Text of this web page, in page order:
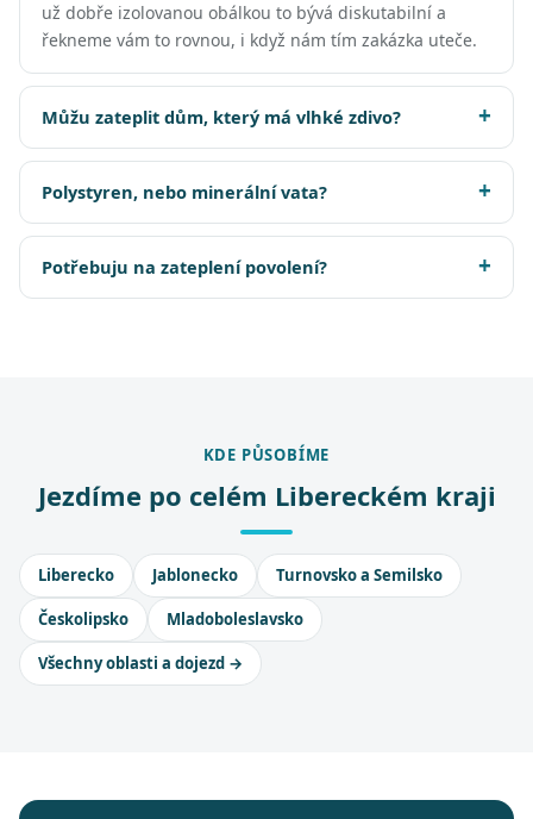
už dobře izolovanou obálkou to bývá diskutabilní a
řekneme vám to rovnou, i když nám tím zakázka uteče.
Můžu zateplit dům, který má vlhké zdivo?
Polystyren, nebo minerální vata?
Potřebuju na zateplení povolení?
KDE PŮSOBÍME
Jezdíme po celém Libereckém kraji
Liberecko Jablonecko Turnovsko a Semilsko
Českolipsko Mladoboleslavsko
Všechny oblasti a dojezd →